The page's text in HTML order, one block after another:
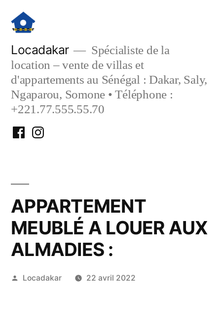
contenu
Locadakar
Spécialiste de la
location – vente de villas et
d'appartements au Sénégal : Dakar, Saly,
Ngaparou, Somone • Téléphone :
+221.77.555.55.70
FacebookInstagram
APPARTEMENT
MEUBLÉ A LOUER AUX
ALMADIES :
Publié
Locadakar 22 avril 2022